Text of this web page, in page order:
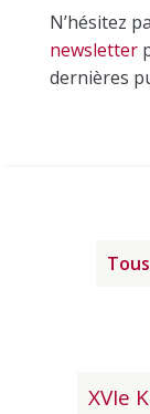
N’hésitez
newsletter
dernières
Tous
XVIe